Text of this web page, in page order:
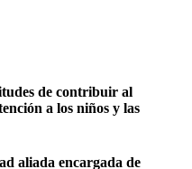
de contribuir al
a los niños y las
aliada encargada de